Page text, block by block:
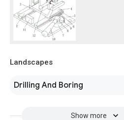
Landscapes
Drilling And Boring
Show more